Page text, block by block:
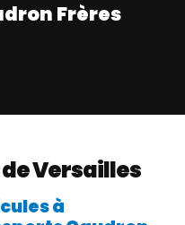
Frères
Versailles
à